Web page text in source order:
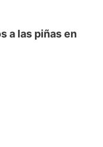
a las piñas en